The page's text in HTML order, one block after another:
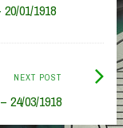
01/1918
NEXT POST
24/03/1918
Next